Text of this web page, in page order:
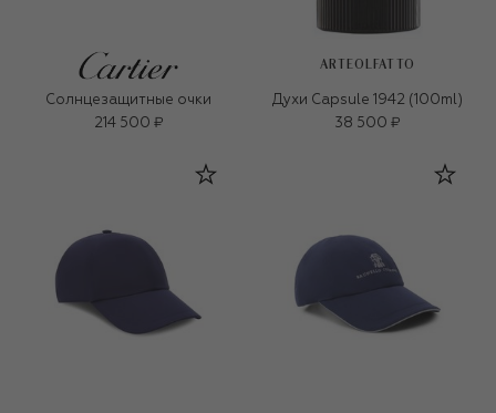
Солнцезащитные очки
214 500 ₽
ARTEOLFATTO
Духи Capsule 1942 (100ml)
38 500 ₽